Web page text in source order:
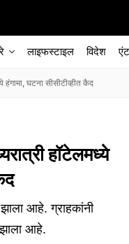
लाइफस्टाइल विदेश
हंगामा, घटना सीसीटीव्हीत कैद
हॉटेलमध्ये
आहे. ग्राहकांनी
झाला आहे.